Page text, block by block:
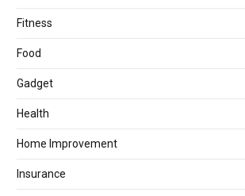
Fitness
Food
Gadget
Health
Home Improvement
Insurance